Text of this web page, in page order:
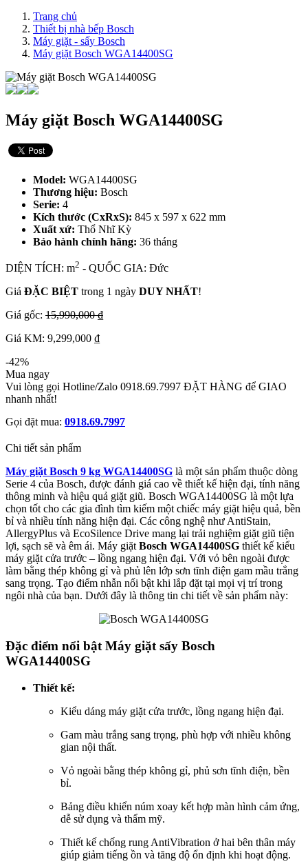
Trang chủ
Thiết bị nhà bếp Bosch
Máy giặt - sấy Bosch
Máy giặt Bosch WGA14400SG
Máy giặt Bosch WGA14400SG
Model: WGA14400SG
Thương hiệu: Bosch
Serie: 4
Kích thước (CxRxS): 845 x 597 x 622 mm
Xuất xứ: Thổ Nhĩ Kỳ
Bảo hành chính hãng: 36 tháng
DIỆN TÍCH: m2 - QUỐC GIA: Đức
Giá ĐẶC BIỆT trong 1 ngày DUY NHẤT!
Giá gốc: 15,990,000 ₫
Giá KM: 9,299,000 ₫
-42%
Mua ngay
Vui lòng gọi Hotline/Zalo 0918.69.7997 ĐẶT HÀNG để GIAO
nhanh nhất!
Gọi đặt mua: 0918.69.7997
Chi tiết sản phẩm
Máy giặt Bosch 9 kg WGA14400SG là một sản phẩm thuộc dòng
Serie 4 của Bosch, được đánh giá cao về thiết kế hiện đại, tính năng
thông minh và hiệu quả giặt giũ. Bosch WGA14400SG là một lựa
chọn tốt cho các gia đình tìm kiếm một chiếc máy giặt hiệu quả, bền
bỉ và nhiều tính năng hiện đại. Các công nghệ như AntiStain,
AllergyPlus và EcoSilence Drive mang lại trải nghiệm giặt giũ tiện
lợi, sạch sẽ và êm ái. Máy giặt Bosch WGA14400SG thiết kế kiểu
máy giặt cửa trước – lồng ngang hiện đại. Với vỏ bên ngoài được
làm bằng thép không gỉ và phủ lên lớp sơn tĩnh điện gam mầu trắng
sang trọng. Tạo điểm nhẫn nổi bật khi lắp đặt tại mọi vị trí trong
ngôi nhà của bạn. Dưới đây là thông tin chi tiết về sản phẩm này:
Đặc điểm nổi bật Máy giặt sấy Bosch
WGA14400SG
Thiết kế:
Kiểu dáng máy giặt cửa trước, lồng ngang hiện đại.
Gam màu trắng sang trọng, phù hợp với nhiều không
gian nội thất.
Vỏ ngoài bằng thép không gỉ, phủ sơn tĩnh điện, bền
bỉ.
Bảng điều khiển núm xoay kết hợp màn hình cảm ứng,
dễ sử dụng và thẩm mỹ.
Thiết kế chống rung AntiVibration ở hai bên thân máy
giúp giảm tiếng ồn và tăng độ ổn định khi hoạt động.